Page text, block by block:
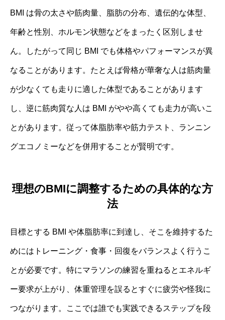
BMI は骨の太さや筋肉量、脂肪の分布、遺伝的な体型、
年齢と性別、ホルモン状態などをまったく区別しませ
ん。したがって同じ BMI でも体格やパフォーマンスが異
なることがあります。たとえば骨格が華奢な人は筋肉量
が少なくても走りに適した体型であることがあります
し、逆に筋肉質な人は BMI がやや高くても走力が高いこ
とがあります。従って体脂肪率や筋力テスト、ランニン
グエコノミーなどを併用することが賢明です。
理想のBMIに調整するための具体的な方
法
目標とする BMI や体脂肪率に到達し、そこを維持するた
めにはトレーニング・食事・回復をバランスよく行うこ
とが必要です。特にマラソンの練習を重ねるとエネルギ
ー要求が上がり、体重管理を誤るとすぐに疲労や怪我に
つながります。ここでは誰でも実践できるステップを段